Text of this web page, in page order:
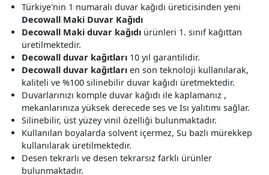
Türkiye'nin 1 numaralı duvar kağıdı üreticisinden yeni
Decowall Maki Duvar Kağıdı
Decowall Maki duvar kağıdı ürünleri 1. sınıf kağıttan
üretilmektedir.
Decowall duvar kağıtları 10 yıl garantilidir.
Decowall duvar kağıtları en son teknoloji kullanılarak,
kaliteli ve %100 silinebilir duvar kağıdı üretmektedir.
Duvarlarınızı komple duvar kağıdı ile kaplamanız ,
mekanlarınıza yüksek derecede ses ve Isı yalıtımı sağlar.
Silinebilir, üst yüzey vinil özelliği bulunmaktadır.
Kullanılan boyalarda solvent içermez, Su bazlı mürekkep
kullanılarak üretilmektedir.
Desen tekrarlı ve desen tekrarsız farklı ürünler
bulunmaktadır.